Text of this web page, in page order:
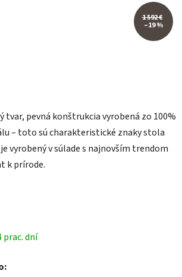
tvar, pevná konštrukcia vyrobená zo 100%
– toto sú charakteristické znaky stola
vyrobený v súlade s najnovším trendom
k prírode.
prac. dní
1 592 €
–19 %